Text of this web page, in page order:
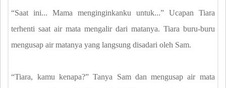
“Saat ini... Mama menginginkanku untuk...” Ucapan Tiara
terhenti saat air mata mengalir dari matanya. Tiara buru-buru
mengusap air matanya yang langsung disadari oleh Sam.
“Tiara, kamu kenapa?” Tanya Sam dan mengusap air mata